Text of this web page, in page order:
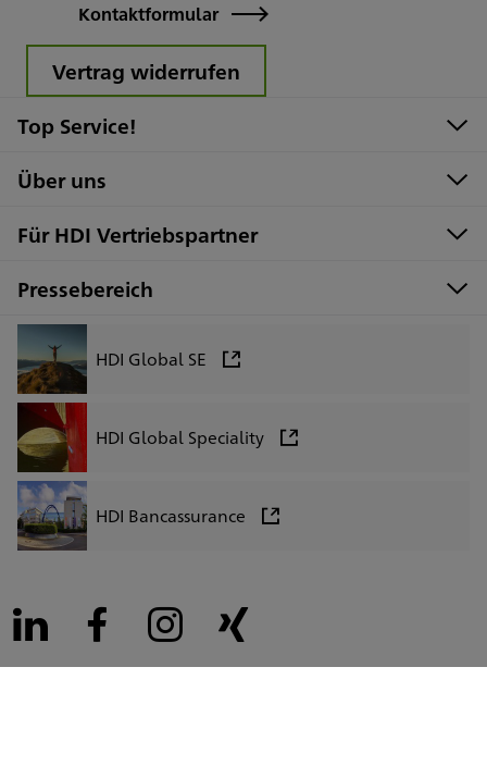
Kontaktformular
Vertrag widerrufen
Top Service!
Über uns
Für HDI Vertriebspartner
Pressebereich
HDI Global SE
HDI Global Speciality
HDI Bancassurance
LinkedIn Facebook Instagram